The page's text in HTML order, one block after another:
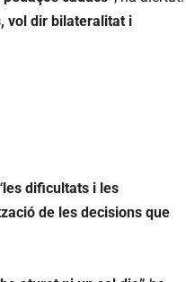
vol dir bilateralitat i
dificultats i les
de les decisions que